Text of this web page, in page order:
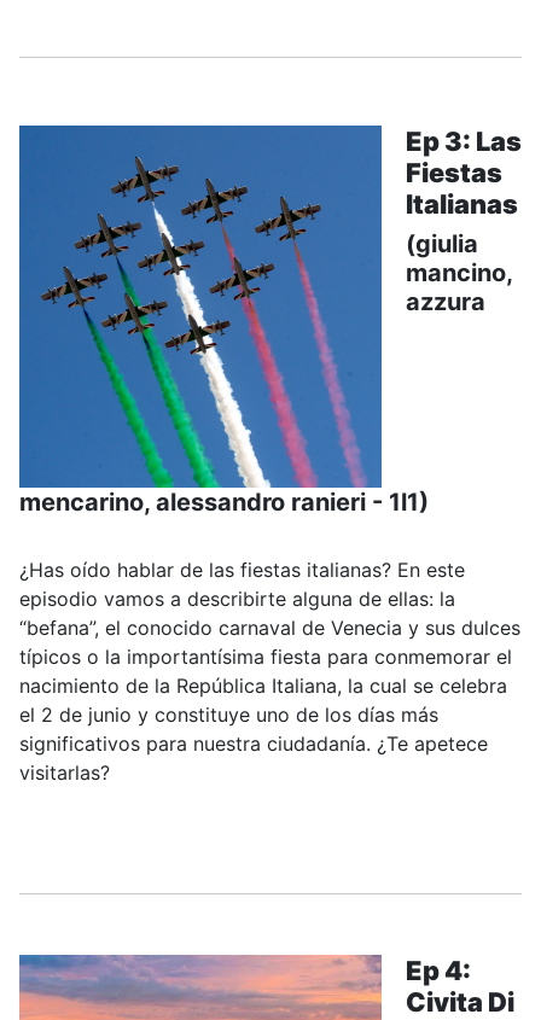
Ep 3: Las
Fiestas
Italianas
(giulia
mancino,
azzura
mencarino, alessandro ranieri - 1l1)
¿Has oído hablar de las fiestas italianas? En este
episodio vamos a describirte alguna de ellas: la
“befana”, el conocido carnaval de Venecia y sus dulces
típicos o la importantísima fiesta para conmemorar el
nacimiento de la República Italiana, la cual se celebra
el 2 de junio y constituye uno de los días más
significativos para nuestra ciudadanía. ¿Te apetece
visitarlas?
Ep 4:
Civita Di